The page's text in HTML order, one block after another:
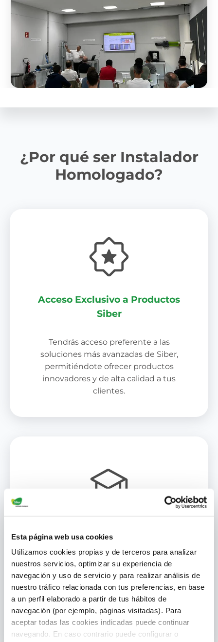
Esta página web usa cookies
Utilizamos cookies propias y de terceros para analizar
nuestros servicios, optimizar su experiencia de
navegación y uso de servicio y para realizar análisis de
nuestro tráfico relacionada con tus preferencias, en base
a un perfil elaborado a partir de tus hábitos de
navegación (por ejemplo, páginas visitadas). Para
aceptar todas las cookies indicadas puede continuar
navegando. En caso contrario puede configurar o
¿Por qué ser Instalador
Homologado?
Acceso Exclusivo a Productos
Siber
Tendrás acceso preferente a las
soluciones más avanzadas de Siber,
permitiéndote ofrecer productos
innovadores y de alta calidad a tus
clientes.
Especializada
Te ofrecemos formación continua y
certificaciones para que siempre estés al
día con las mejores prácticas y los
últimos avances tecnológicos en
sistemas de ventilación.